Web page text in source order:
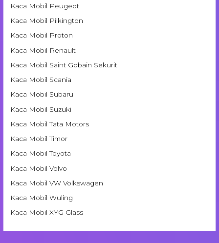
Kaca Mobil Peugeot
Kaca Mobil Pilkington
Kaca Mobil Proton
Kaca Mobil Renault
Kaca Mobil Saint Gobain Sekurit
Kaca Mobil Scania
Kaca Mobil Subaru
Kaca Mobil Suzuki
Kaca Mobil Tata Motors
Kaca Mobil Timor
Kaca Mobil Toyota
Kaca Mobil Volvo
Kaca Mobil VW Volkswagen
Kaca Mobil Wuling
Kaca Mobil XYG Glass